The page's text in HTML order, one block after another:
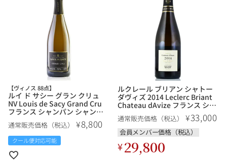
【ヴィノス 88点】
ルイ ド サシー グラン クリュ
NV Louis de Sacy Grand Cru
フランス シャンパン シャンパ
ーニュ
通常販売価格（税込） ¥8,800
クール便対応可能
ルクレール ブリアン シャトー
ダヴィズ 2014 Leclerc Briant
Chateau dAvize フランス シャ
ンパン シャンパーニュ
通常販売価格（税込） ¥33,000
会員メンバー価格（税込）
¥29,800